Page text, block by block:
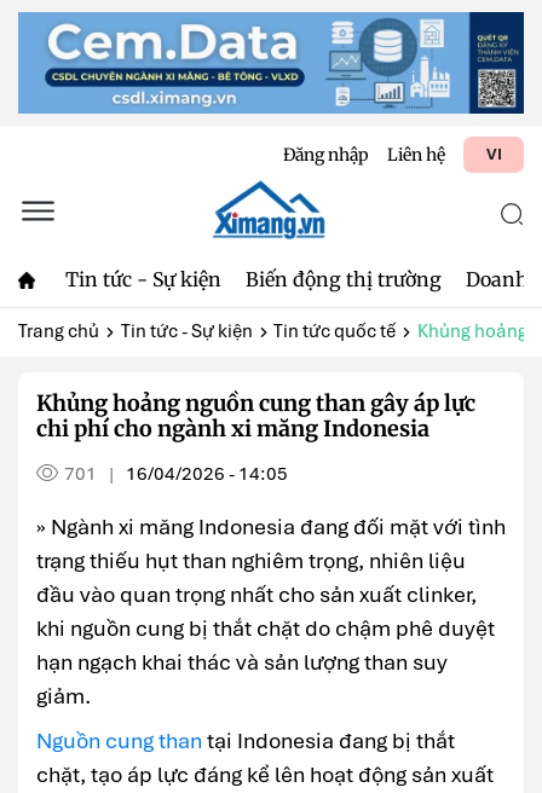
Đăng nhập Liên hệ VI
Tin tức - Sự kiện Biến động thị trường Doanh
Trang chủ Tin tức - Sự kiện Tin tức quốc tế Khủng hoảng
Khủng hoảng nguồn cung than gây áp lực
chi phí cho ngành xi măng Indonesia
701 | 16/04/2026 - 14:05
» Ngành xi măng Indonesia đang đối mặt với tình
trạng thiếu hụt than nghiêm trọng, nhiên liệu
đầu vào quan trọng nhất cho sản xuất clinker,
khi nguồn cung bị thắt chặt do chậm phê duyệt
hạn ngạch khai thác và sản lượng than suy
giảm.
Nguồn cung than tại Indonesia đang bị thắt
chặt, tạo áp lực đáng kể lên hoạt động sản xuất